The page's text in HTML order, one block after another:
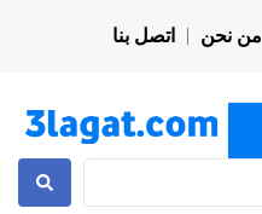
من نحن اتصل بنا